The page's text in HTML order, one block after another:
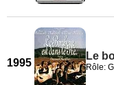
1995
Le
Rôle: